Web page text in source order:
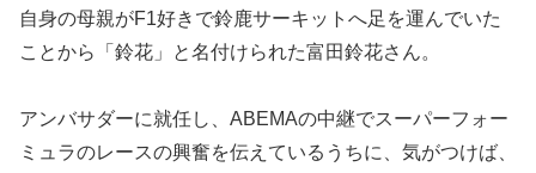
自身の母親がF1好きで鈴鹿サーキットへ足を運んでいた
ことから「鈴花」と名付けられた富田鈴花さん。
アンバサダーに就任し、ABEMAの中継でスーパーフォー
ミュラのレースの興奮を伝えているうちに、気がつけば、